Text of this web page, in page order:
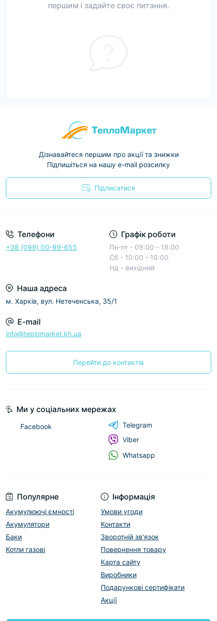
першим і задайте своє питання.
Дізнавайтеся першим про акції та знижки
Підпишіться на нашу e-mail розсилку
Підписатися
Телефони
+38 (099) 00-99-655
Графік роботи
Пн-пт - 09:00 - 18:00
Сб - 10:00 - 16:00
Нд - вихідний
Наша адреса
м. Харків, вул. Нетеченська, 35/1
E-mail
info@teplomarket.kh.ua
Перейти до контактів
Популярне
Акумулюючі ємності
Акумулятори
Баки
Котли газові
Інформація
Умови угоди
Контакти
Зворотній зв'язок
Повернення товару
Карта сайту
Виробники
Подарункові сертифікати
Акції
Ми у соціальних мережах
Facebook
Telegram
Viber
Whatsapp